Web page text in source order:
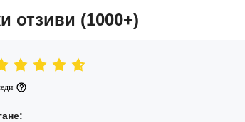
отзиви (1000+)